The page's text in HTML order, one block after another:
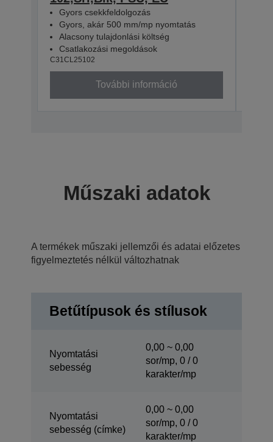
Gyors csekkfeldolgozás
Gyors, akár 500 mm/mp nyomtatás
Alacsony tulajdonlási költség
Csatlakozási megoldások
C31CL25102
További információ
Műszaki adatok
A termékek műszaki jellemzői és adatai előzetes
figyelmeztetés nélkül változhatnak
Betűtípusok és stílusok
Nyomtatási
sebesség
0,00 ~ 0,00
sor/mp, 0 / 0
karakter/mp
Nyomtatási
sebesség (címke)
0,00 ~ 0,00
sor/mp, 0 / 0
karakter/mp